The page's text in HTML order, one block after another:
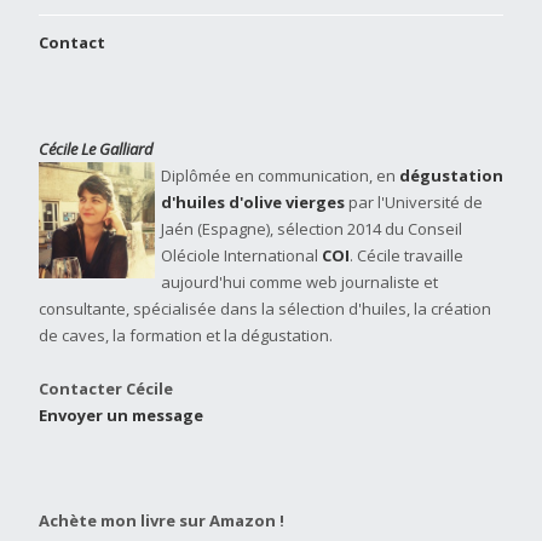
Contact
Cécile Le Galliard
Diplômée en communication, en dégustation
d'huiles d'olive vierges par l'Université de
Jaén (Espagne), sélection 2014 du Conseil
Oléciole International COI. Cécile travaille
aujourd'hui comme web journaliste et
consultante, spécialisée dans la sélection d'huiles, la création
de caves, la formation et la dégustation.
Contacter Cécile
Envoyer un message
Achète mon livre sur Amazon !